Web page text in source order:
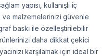
yapısı, kullanışlı iç
ve malzemelerinizi güvenle
baskı ile özelleştirilebilir
daha dikkat çekici
karşılamak için ideal bir